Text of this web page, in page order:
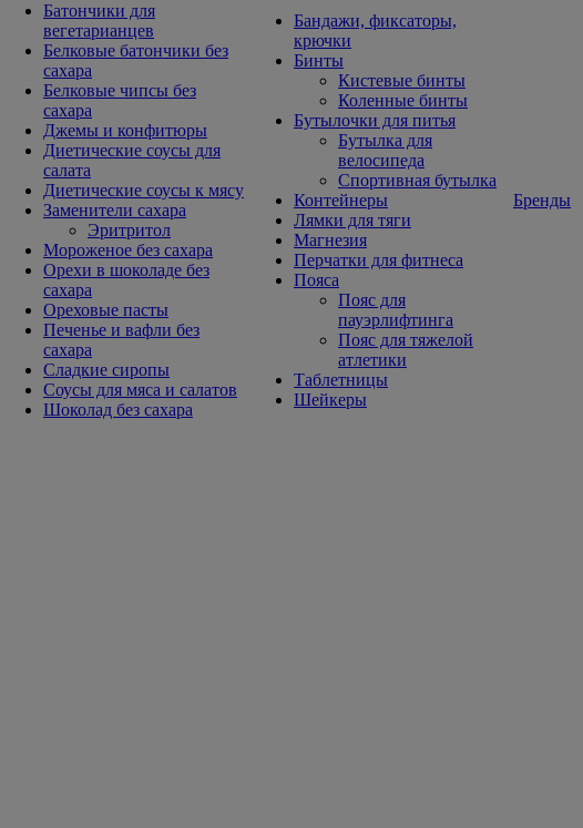
Батончики для
вегетарианцев
Белковые батончики без
сахара
Белковые чипсы без
сахара
Джемы и конфитюры
Диетические соусы для
салата
Диетические соусы к мясу
Заменители сахара
Эритритол
Мороженое без сахара
Орехи в шоколаде без
сахара
Ореховые пасты
Печенье и вафли без
сахара
Сладкие сиропы
Соусы для мяса и салатов
Шоколад без сахара
Бандажи, фиксаторы,
крючки
Бинты
Кистевые бинты
Коленные бинты
Бутылочки для питья
Бутылка для
велосипеда
Спортивная бутылка
Контейнеры
Лямки для тяги
Магнезия
Перчатки для фитнеса
Пояса
Пояс для
пауэрлифтинга
Пояс для тяжелой
атлетики
Таблетницы
Шейкеры
Бренды